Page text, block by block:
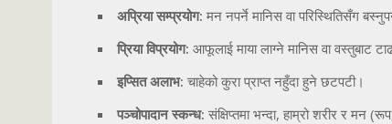
अप्रिया सम्प्रयोग: मन नपर्ने मानिस वा परिस्थितिसँग
प्रिया विप्रयोग: आफूलाई माया लाग्ने मानिस वा वस्तुबाट
इप्सित अलाभ: चाहेको कुरा प्राप्त नहुँदा हुने छटपटी।
पञ्चोपादान स्कन्ध: संक्षिप्तमा भन्दा, हाम्रो शरीर र मन